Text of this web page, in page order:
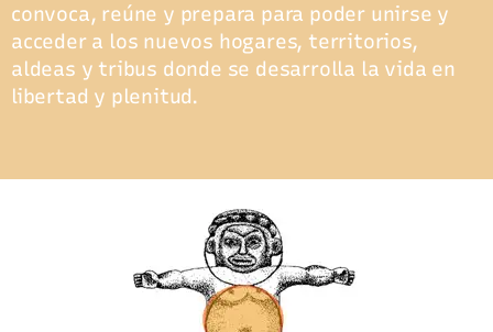
convoca, reúne y prepara para poder unirse y
acceder a los nuevos hogares, territorios,
aldeas y tribus donde se desarrolla la vida en
libertad y plenitud.